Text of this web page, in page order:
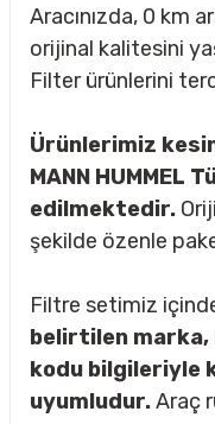
Ürünleri
Aracınızda, 0 km
orijinal kalitesini
Filter ürünlerini
Ürünlerimiz
MANN HUMMEL
edilmektedir.
şekilde özenle
Filtre setimiz
belirtilen marka,
kodu bilgileriyle
uyumludur.Araç